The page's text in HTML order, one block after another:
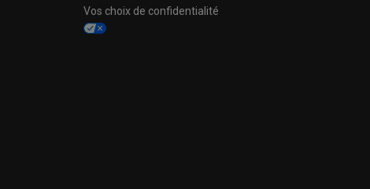
Vos choix de confidentialité